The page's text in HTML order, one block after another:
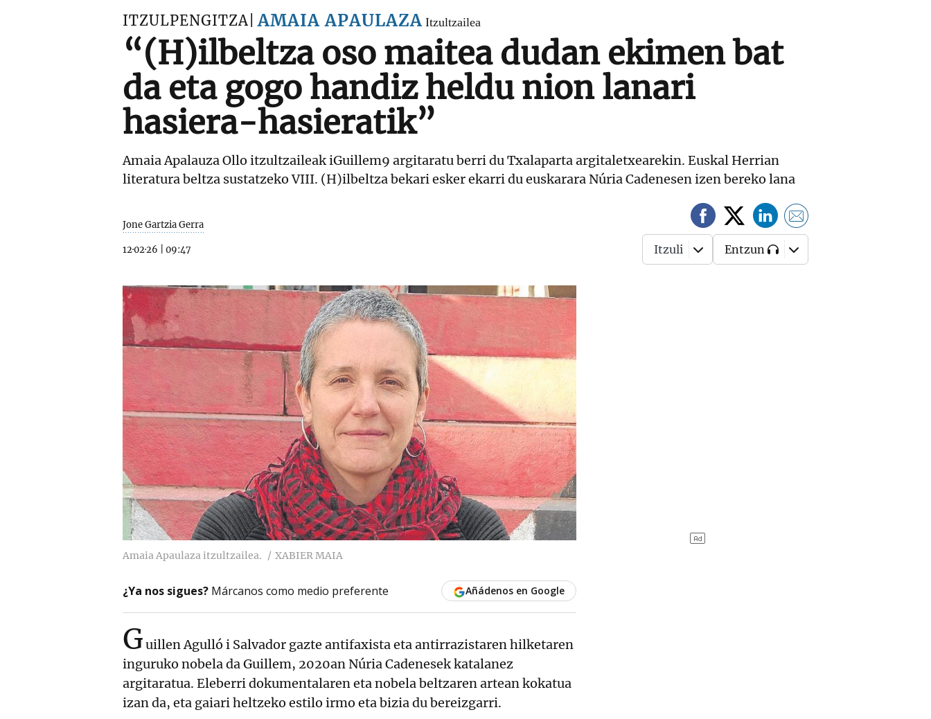
ITZULPENGITZA AMAIA APAULAZA Itzultzailea
“(H)ilbeltza oso maitea dudan ekimen bat
da eta gogo handiz heldu nion lanari
hasiera-hasieratik”
Amaia Apalauza Ollo itzultzaileak iGuillem9 argitaratu berri du Txalaparta argitaletxearekin. Euskal Herrian
literatura beltza sustatzeko VIII. (H)ilbeltza bekari esker ekarri du euskarara Núria Cadenesen izen bereko lana
Jone Gartzia Gerra
12·02·26 09:47 Itzuli Entzun
Amaia Apaulaza itzultzailea. XABIER MAIA
¿Ya nos sigues? Márcanos como medio preferente Añádenos en Google
Guillen Agulló i Salvador gazte antifaxista eta antirrazistaren hilketaren
inguruko nobela da Guillem, 2020an Núria Cadenesek katalanez
argitaratua. Eleberri dokumentalaren eta nobela beltzaren artean kokatua
izan da, eta gaiari heltzeko estilo irmo eta bizia du bereizgarri.